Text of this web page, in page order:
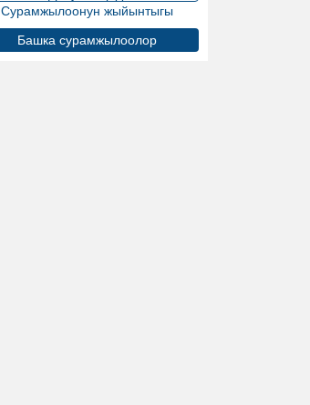
Сурамжылоонун жыйынтыгы
Башка сурамжылоолор